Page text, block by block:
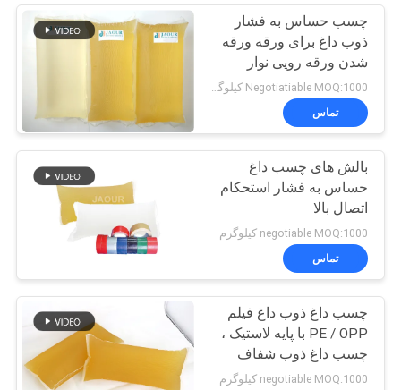
درخواست
نقل قول
نقشه
سایت
سیاست
حفظ
حریم
خصوصی
چسب حساس به فشار
ذوب داغ برای ورقه ورقه
شدن ورقه رویی نوار
بهداشتی
Negotiatiable MOQ:1000 کیلوگرم
تماس
بالش های چسب داغ
حساس به فشار استحکام
اتصال بالا
negotiable MOQ:1000 کیلوگرم
تماس
چسب داغ ذوب داغ فیلم
PE / OPP با پایه لاستیک ،
چسب داغ ذوب شفاف
برای نوارهای کیسه ای پیک
negotiable MOQ:1000 کیلوگرم